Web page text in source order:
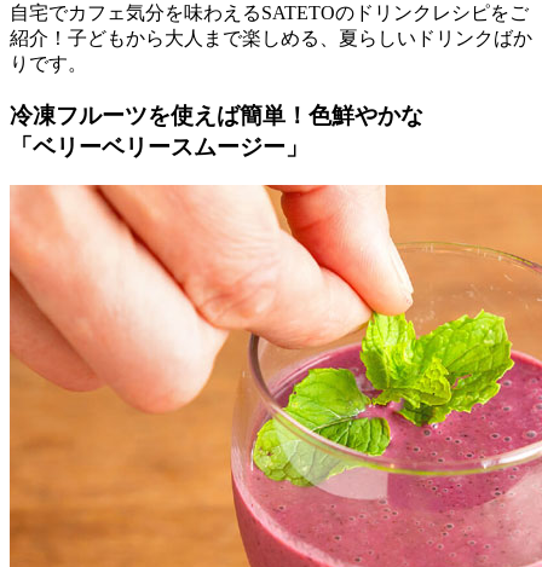
自宅でカフェ気分を味わえるSATETOのドリンクレシピをご
紹介！子どもから大人まで楽しめる、夏らしいドリンクばか
りです。
冷凍フルーツを使えば簡単！色鮮やかな
「ベリーベリースムージー」